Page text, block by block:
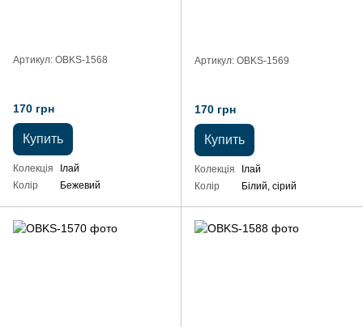
Артикул: OBKS-1568
170 грн
Купить
Колекція
Ілай
Колір
Бежевий
Артикул: OBKS-1569
170 грн
Купить
Колекція
Ілай
Колір
Білий, сірий